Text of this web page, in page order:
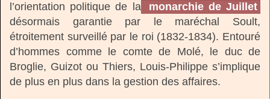
l’orientation politique de la
monarchie de Juillet
désormais garantie par le maréchal Soult,
étroitement surveillé par le roi (1832-1834). Entouré
d’hommes comme le comte de Molé, le duc de
Broglie, Guizot ou Thiers, Louis-Philippe s’implique
de plus en plus dans la gestion des affaires.